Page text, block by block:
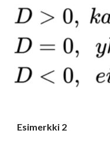
Esimerkki 2